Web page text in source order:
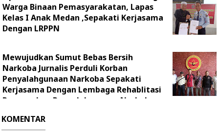
Warga Binaan Pemasyarakatan, Lapas
Kelas I Anak Medan ,Sepakati Kerjasama
Dengan LRPPN
Mewujudkan Sumut Bebas Bersih
Narkoba Jurnalis Perduli Korban
Penyalahgunaan Narkoba Sepakati
Kerjasama Dengan Lembaga Rehablitasi
Pencegahan Penyalahgunaan Narkoba
KOMENTAR